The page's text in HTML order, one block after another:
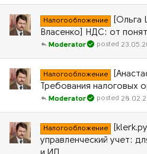
Налогообложение
[Ольга
Власенко] НДС: от
Moderator
Налогообложение
Требования налоговых
Moderator
Налогообложение
управленческий учет: